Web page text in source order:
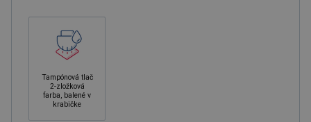
Tampónová tlač
2-zložková
farba, balené v
krabičke